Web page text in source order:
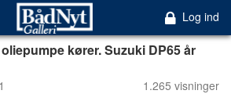
Log ind
kører. Suzuki DP65 år
1.265 visninger